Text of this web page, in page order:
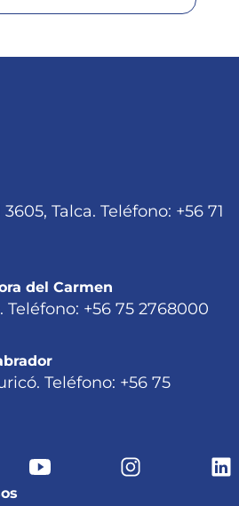
Talca. Teléfono: +56 71
del Carmen
+56 75 2768000
Teléfono: +56 75